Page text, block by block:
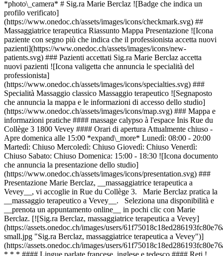
*photo\_camera* # Sig.ra Marie Berclaz ![Badge che indica un
profilo verificato]
(https://www.onedoc.ch/assets/images/icons/checkmark.svg) ##
Massaggiatrice terapeutica Riassunto Mappa Presentazione ![Icona
paziente con segno più che indica che il professionista accetta nuovi
pazienti](https://www.onedoc.ch/assets/images/icons/new-
patients.svg) ### Pazienti accettati Sig.ra Marie Berclaz accetta
nuovi pazienti ![Icona valigetta che annuncia le specialità del
professionista]
(https://www.onedoc.ch/assets/images/icons/specialties.svg) ###
Specialità Massaggio classico Massaggio terapeutico ![Segnaposto
che annuncia la mappa e le informazioni di accesso dello studio]
(https://www.onedoc.ch/assets/images/icons/map.svg) ### Mappa e
informazioni pratiche #### massage calypso à l'espace Inis Rue du
Collège 3 1800 Vevey #### Orari di apertura Attualmente chiuso -
Apre domenica alle 15:00 *expand\_more* Lunedì: 08:00 - 20:00
Martedì: Chiuso Mercoledì: Chiuso Giovedì: Chiuso Venerdì:
Chiuso Sabato: Chiuso Domenica: 15:00 - 18:30 ![Icona documento
che annuncia la presentazione dello studio]
(https://www.onedoc.ch/assets/images/icons/presentation.svg) ###
Presentazione Marie Berclaz, __massaggiatrice terapeutica a
Vevey__, vi accoglie in Rue du Collège 3. Marie Berclaz pratica la
__massaggio terapeutico a Vevey__. Seleziona una disponibilità e
__prenota un appuntamento online__ in pochi clic con Marie
Berclaz. [![Sig.ra Berclaz, massaggiatrice terapeutica a Vevey]
(https://assets.onedoc.ch/images/users/
small.jpg "Sig.ra Berclaz, massaggiatrice terapeutica a Vevey")]
(https://assets.onedoc.ch/images/users/
* * * #### Lingue parlate francese, inglese e tedesco #### Reti !